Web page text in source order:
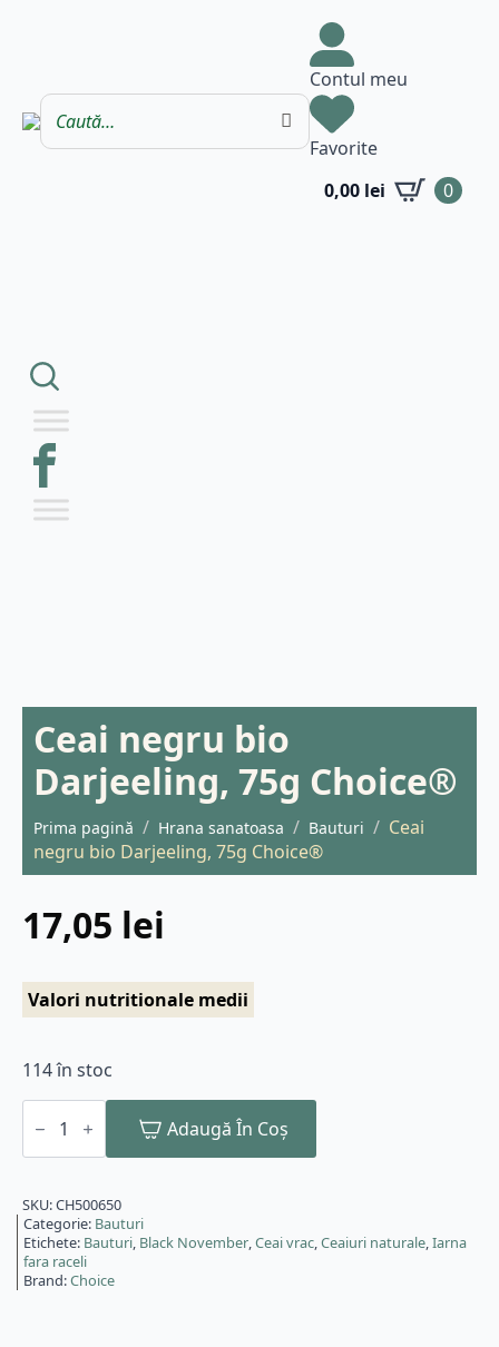
Contul meu
Favorite
0,00 lei 0
Ceai negru bio
Darjeeling, 75g Choice®
Prima pagină Hrana sanatoasa Bauturi
Ceai
negru bio Darjeeling, 75g Choice®
17,05 lei
Valori nutritionale medii
114 în stoc
Cantitate
Ceai
negru
bio
75g
Choice®
Adaugă În Coș
SKU:CH500650
Categorie: Bauturi
Etichete: Bauturi, Black November,Ceai vrac,Ceaiuri naturale,Iarna
fara raceli
Brand:Choice